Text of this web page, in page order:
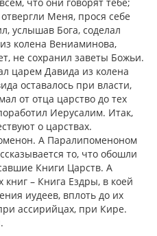
Меня, прося себе
услышав Бога, соделал
колена Вениаминова,
не сохранил заветы Божьи.
царем Давида из колена
оставалось при власти,
от отца царство до тех
Иерусалим. Итак,
о царствах.
А Паралипоменоном
то, что обошли
Книги Царств. А
книг – Книга Ездры, в коей
иудеев, вплоть до их
ассирийцах, при Кире.